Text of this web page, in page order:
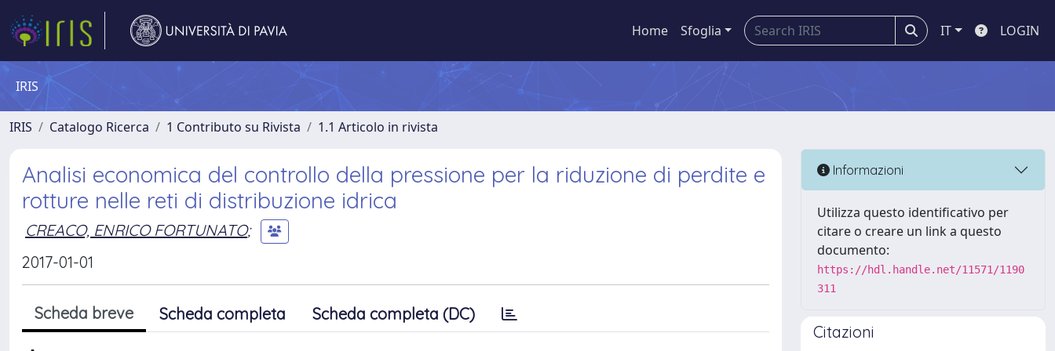
Home Sfoglia IT LOGIN
IRIS
IRIS Catalogo Ricerca 1 Contributo su Rivista 1.1 Articolo in rivista
Analisi economica del controllo della pressione per la riduzione di perdite e
rotture nelle reti di distribuzione idrica
CREACO, ENRICO FORTUNATO;
2017-01-01
Scheda breve Scheda completa Scheda completa (DC)
Informazioni
Utilizza questo identificativo per
citare o creare un link a questo
documento:
https://hdl.handle.net/11571/1190
311
Citazioni